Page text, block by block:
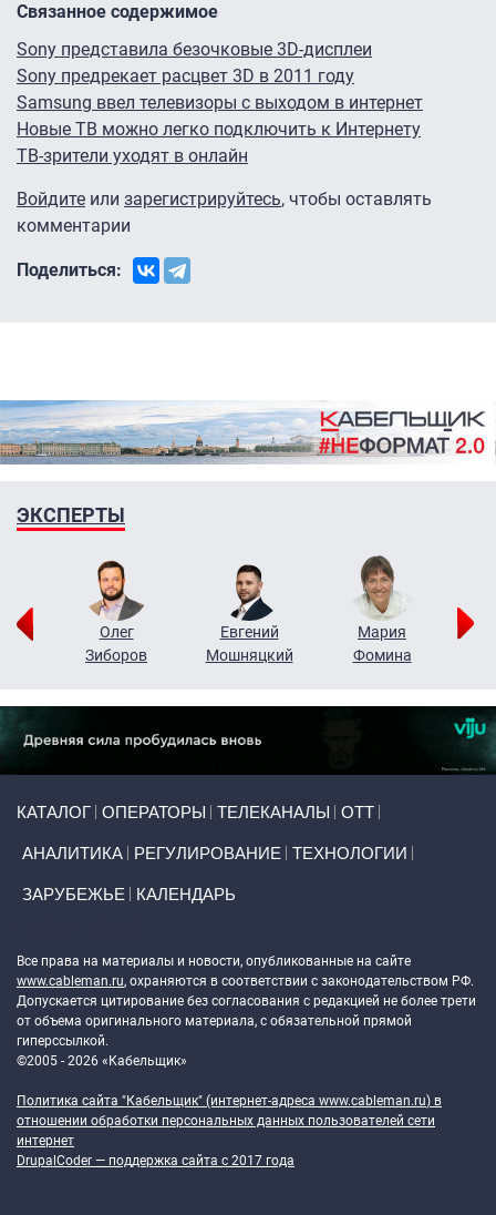
Связанное содержимое
Sony представила безочковые 3D-дисплеи
Sony предрекает расцвет 3D в 2011 году
Samsung ввел телевизоры c выходом в интернет
Новые ТВ можно легко подключить к Интернету
ТВ-зрители уходят в онлайн
Войдите или зарегистрируйтесь, чтобы оставлять
комментарии
Поделиться:
ЭКСПЕРТЫ
Олег
Зиборов
Евгений
Мошняцкий
Мария
Фомина
КАТАЛОГ ОПЕРАТОРЫ ТЕЛЕКАНАЛЫ ОТТ
АНАЛИТИКА РЕГУЛИРОВАНИЕ ТЕХНОЛОГИИ
ЗАРУБЕЖЬЕ КАЛЕНДАРЬ
Все права на материалы и новости, опубликованные на сайте
www.cableman.ru, охраняются в соответствии с законодательством РФ.
Допускается цитирование без согласования с редакцией не более трети
от объема оригинального материала, с обязательной прямой
гиперссылкой.
©2005 - 2026 «Кабельщик»
Политика сайта "Кабельщик" (интернет-адреса www.cableman.ru) в
отношении обработки персональных данных пользователей сети
интернет
DrupalCoder — поддержка сайта c 2017 года